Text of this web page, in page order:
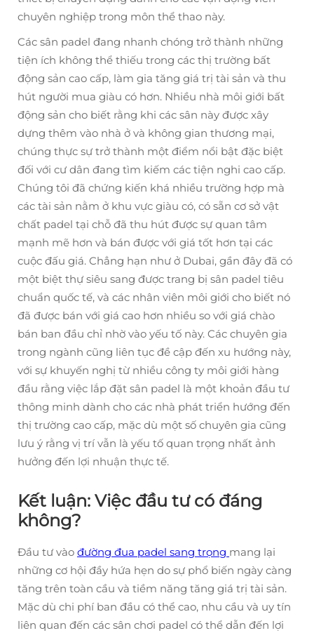
chuyên nghiệp trong môn thể thao này.
Các sân padel đang nhanh chóng trở thành những
tiện ích không thể thiếu trong các thị trường bất
động sản cao cấp, làm gia tăng giá trị tài sản và thu
hút người mua giàu có hơn. Nhiều nhà môi giới bất
động sản cho biết rằng khi các sân này được xây
dựng thêm vào nhà ở và không gian thương mại,
chúng thực sự trở thành một điểm nổi bật đặc biệt
đối với cư dân đang tìm kiếm các tiện nghi cao cấp.
Chúng tôi đã chứng kiến khá nhiều trường hợp mà
các tài sản nằm ở khu vực giàu có, có sẵn cơ sở vật
chất padel tại chỗ đã thu hút được sự quan tâm
mạnh mẽ hơn và bán được với giá tốt hơn tại các
cuộc đấu giá. Chẳng hạn như ở Dubai, gần đây đã có
một biệt thự siêu sang được trang bị sân padel tiêu
chuẩn quốc tế, và các nhân viên môi giới cho biết nó
đã được bán với giá cao hơn nhiều so với giá chào
bán ban đầu chỉ nhờ vào yếu tố này. Các chuyên gia
trong ngành cũng liên tục đề cập đến xu hướng này,
với sự khuyến nghị từ nhiều công ty môi giới hàng
đầu rằng việc lắp đặt sân padel là một khoản đầu tư
thông minh dành cho các nhà phát triển hướng đến
thị trường cao cấp, mặc dù một số chuyên gia cũng
lưu ý rằng vị trí vẫn là yếu tố quan trọng nhất ảnh
hưởng đến lợi nhuận thực tế.
Kết luận: Việc đầu tư có đáng
không?
Đầu tư vào đường đua padel sang trọng mang lại
những cơ hội đầy hứa hẹn do sự phổ biến ngày càng
tăng trên toàn cầu và tiềm năng tăng giá trị tài sản.
Mặc dù chi phí ban đầu có thể cao, nhu cầu và uy tín
liên quan đến các sân chơi padel có thể dẫn đến lợi